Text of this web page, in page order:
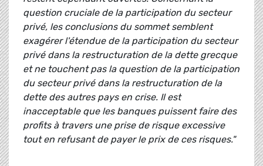
question cruciale de la participation du secteur
privé, les conclusions du sommet semblent
exagérer l'étendue de la participation du secteur
privé dans la restructuration de la dette grecque
et ne touchent pas la question de la participation
du secteur privé dans la restructuration de la
dette des autres pays en crise. Il est
inacceptable que les banques puissent faire des
profits à travers une prise de risque excessive
tout en refusant de payer le prix de ces risques."